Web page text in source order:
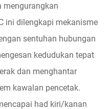
mengurangkan
ini dilengkapi mekanisme
sentuhan hubungan
kedudukan tepat
dan menghantar
kawalan pencetak.
had kiri/kanan